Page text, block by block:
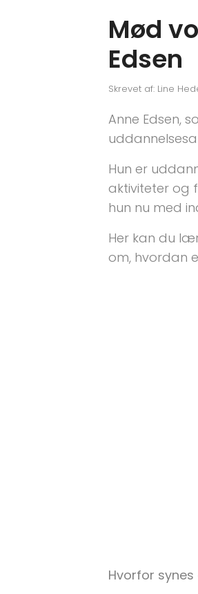
Mød
Edsen
Skrevet af: Line
Anne Edsen,
Hun er
aktiviteter og
hun nu med
Her kan du
om, hvordan
Hvorfor